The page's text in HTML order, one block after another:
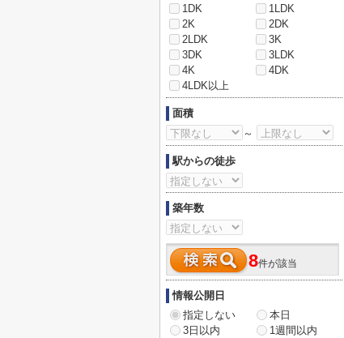
1DK
1LDK
2K
2DK
2LDK
3K
3DK
3LDK
4K
4DK
4LDK以上
面積
～
駅からの徒歩
築年数
8件が該当
情報公開日
指定しない
本日
3日以内
1週間以内